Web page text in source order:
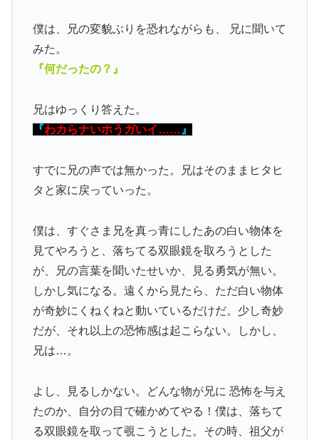
僕は、兄の変貌ぶりを恐れながらも、 兄に聞いて
みた。
『何だったの？』
兄はゆっくり答えた。
『わカらナいホうガいイ…… 』
すでに兄の声では無かった。兄はそのままヒタヒ
タと家に戻っていった。
僕は、すぐさま兄を真っ青にしたあの白い物体を
見てやろうと、落ちてる双眼鏡を取ろうとした
が、兄の言葉を聞いたせいか、見る勇気が無い。
しかし気になる。遠くから見たら、ただ白い物体
が奇妙にくねくねと動いているだけだ。少し奇妙
だが、それ以上の恐怖感は起こらない。しかし、
兄は…。
よし、見るしかない。どんな物が兄に 恐怖を与え
たのか、自分の目で確かめてやる！僕は、落ちて
る双眼鏡を取って覗こうとした。その時、祖父が